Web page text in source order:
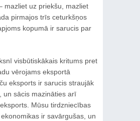
mazliet uz priekšu, mazliet
pirmajos trīs ceturkšņos
kopumā ir sarucis par
visbūtiskākais kritums pret
vērojams eksportā
eksports ir sarucis straujāk
un sācis mazināties arī
Mūsu tirdzniecības
ir savārgušas, un